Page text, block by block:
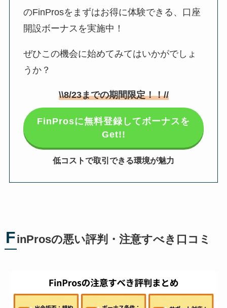
のFinProsをまずはお得に体験できる、口座
開設ボーナスを実施中！
ぜひこの機会に始めてみてはいかがでしょ
うか？
\\8/23までの期間限定！！//
FinProsに無料登録してボーナスを
Get!!
低コストで取引できる環境が魅力
FinProsの悪い評判・注意すべき口コミ